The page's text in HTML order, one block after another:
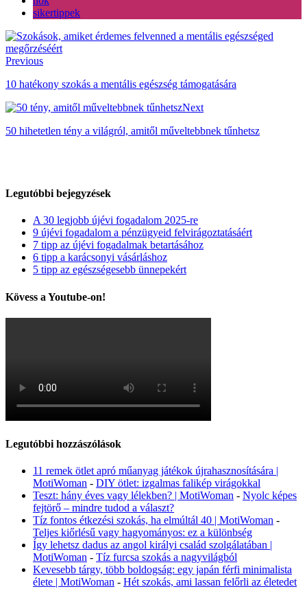
sikertippek
Previous
10 hatékony szokás a mentális egészség támogatására
Next
50 hihetetlen tény a világról, amitől műveltebbnek tűnhetsz
Legutóbbi bejegyzések
A 30 legjobb újévi fogadalom 2025-re
9 újévi fogadalom a pénzügyeid felvirágoztatásáért
7 tipp az újévi fogadalmak betartásához
6 tipp a karácsonyi vásárláshoz
5 tipp az egészségesebb ünnepekért
Kövess a Youtube-on!
Legutóbbi hozzászólások
11 remek ötlet apró műanyag játékok újrahasznosítására |
MotiWoman - DIY ötlet: izgalmas falikép virágokkal
Teszt: hány éves vagy lélekben? | MotiWoman - Nyolc képes
fejtörő – mindre tudod a választ?
Tíz fontos étkezési szokás, ha elmúltál 40 | MotiWoman -
Teljes kiőrlésű vagy hagyományos: ez a különbség
Így lehetsz dadus az angol királyi család szolgálatában |
MotiWoman - Tíz furcsa szokás a nagyvilágból
Kevesebb tárgy, több boldogság: egy japán férfi minimalista
élete | MotiWoman - Hét szokás, ami lassan felőrli az életedet